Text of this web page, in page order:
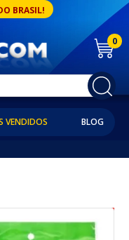
BRASIL!
0
VENDIDOS BLOG